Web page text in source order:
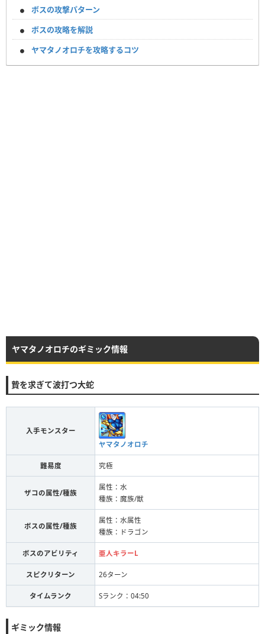
ボスの攻撃パターン
ボスの攻略を解説
ヤマタノオロチを攻略するコツ
ヤマタノオロチのギミック情報
贄を求ぎて波打つ大蛇
入手モンスター
ヤマタノオロチ
難易度 究極
ザコの属性/種族
属性：水
種族：魔族/獣
ボスの属性/種族
属性：水属性
種族：ドラゴン
ボスのアビリティ 亜人キラーL
スピクリターン 26ターン
タイムランク Sランク：04:50
ギミック情報